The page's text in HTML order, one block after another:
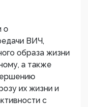
о
ВИЧ,
образа жизни
а также
их жизни и
с